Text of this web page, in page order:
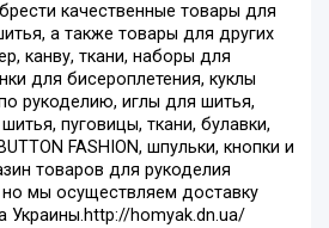
качественные товары для
а также товары для других
канву, ткани, наборы для
для бисероплетения, куклы
рукоделию, иглы для шитья,
пуговицы, ткани, булавки,
FASHION, шпульки, кнопки и
товаров для рукоделия
мы осуществляем доставку
Украины.http://homyak.dn.ua/